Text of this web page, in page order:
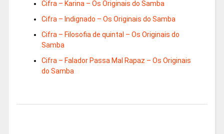
Cifra – Karina – Os Originais do Samba
Cifra – Indignado – Os Originais do Samba
Cifra – Filosofia de quintal – Os Originais do
Samba
Cifra – Falador Passa Mal Rapaz – Os Originais
do Samba